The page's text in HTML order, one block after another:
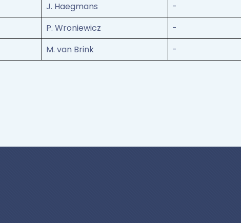
J. Haegmans
-
P. Wroniewicz
-
M. van Brink -